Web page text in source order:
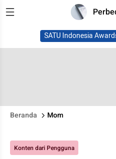
SATU Indonesia
Beranda Mom
Konten dari Pengguna